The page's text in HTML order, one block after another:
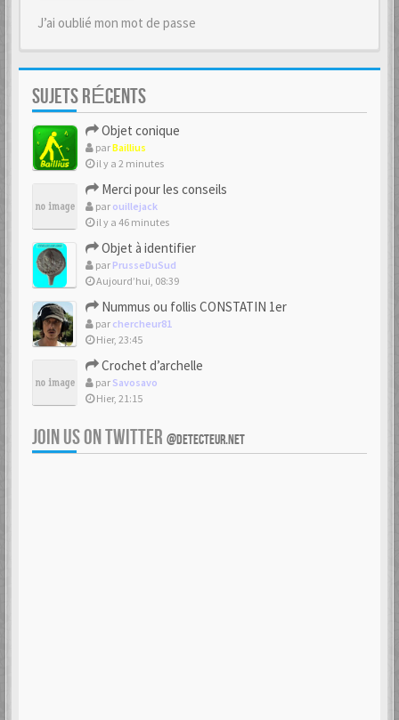
J’ai oublié mon mot de passe
SUJETS RÉCENTS
Objet conique
parBaillius
il y a 2 minutes
Merci pour les conseils
par ouillejack
il y a 46 minutes
Objet à identifier
par PrusseDuSud
Aujourd’hui, 08:39
Nummus ou follis CONSTATIN 1er
par chercheur81
Hier, 23:45
Crochet d’archelle
par Savosavo
Hier, 21:15
JOIN US ON TWITTER @DETECTEUR.NET